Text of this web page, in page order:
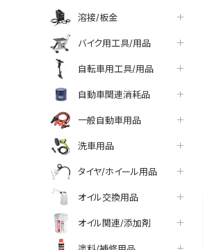
溶接/板金
バイク用工具/用品
自転車用工具/用品
自動車関連消耗品
一般自動車用品
洗車用品
タイヤ/ホイール用品
オイル交換用品
オイル関連/添加剤